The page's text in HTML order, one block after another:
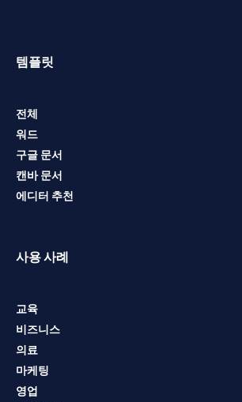
템플릿
전체
워드
구글 문서
캔바 문서
에디터 추천
사용 사례
교육
비즈니스
의료
마케팅
영업